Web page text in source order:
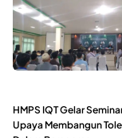
HMPS IQT Gelar
Upaya Membangun